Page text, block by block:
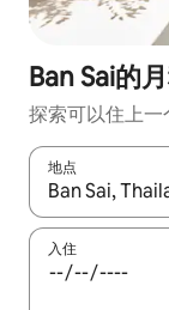
Ban Sai的
探索可以住上一
地点
如有搜索结果
入住